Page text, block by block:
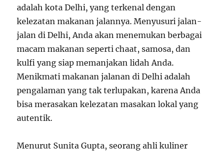
adalah kota Delhi, yang terkenal dengan
kelezatan makanan jalannya. Menyusuri jalan-
jalan di Delhi, Anda akan menemukan berbagai
macam makanan seperti chaat, samosa, dan
kulfi yang siap memanjakan lidah Anda.
Menikmati makanan jalanan di Delhi adalah
pengalaman yang tak terlupakan, karena Anda
bisa merasakan kelezatan masakan lokal yang
autentik.
Menurut Sunita Gupta, seorang ahli kuliner